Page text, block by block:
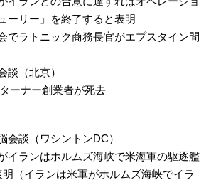
ーリー」を終了すると表明
でラトニック商務長官がエプスタイン問
談（北京）
ーナー創業者が死去
会談（ワシントンDC）
イランはホルムズ海峡で米海軍の駆逐艦
（イランは米軍がホルムズ海峡でイラ